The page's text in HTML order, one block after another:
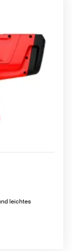
leichtes